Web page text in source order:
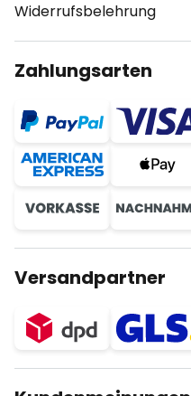
Widerrufsbelehrung
Zahlungsarten
Versandpartner